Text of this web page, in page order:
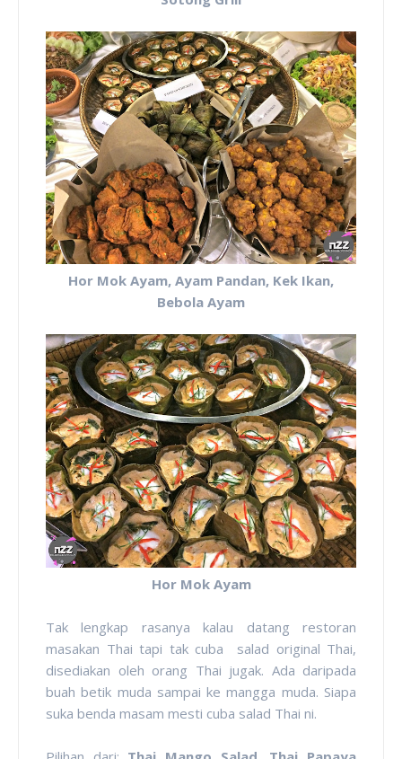
Hor Mok Ayam, Ayam Pandan, Kek Ikan,
Bebola Ayam
Hor Mok Ayam
Tak lengkap rasanya kalau datang restoran
masakan Thai tapi tak cuba salad original Thai,
disediakan oleh orang Thai jugak. Ada daripada
buah betik muda sampai ke mangga muda. Siapa
suka benda masam mesti cuba salad Thai ni.